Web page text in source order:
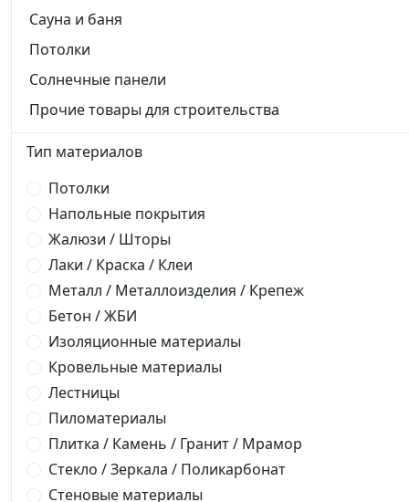
Сауна и баня
Потолки
Солнечные панели
Прочие товары для строительства
Тип материалов
Потолки
Напольные покрытия
Жалюзи / Шторы
Лаки / Краска / Клеи
Металл / Металлоизделия / Крепеж
Бетон / ЖБИ
Изоляционные материалы
Кровельные материалы
Лестницы
Пиломатериалы
Плитка / Камень / Гранит / Мрамор
Стекло / Зеркала / Поликарбонат
Стеновые материалы